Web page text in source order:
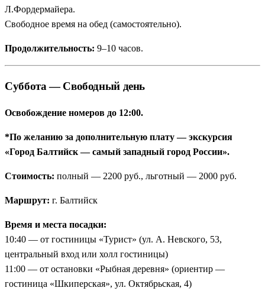
Л.Фордермайера.
Свободное время на обед (самостоятельно).
Продолжительность: 9–10 часов.
Суббота — Свободный день
Освобождение номеров до 12:00.
*По желанию за дополнительную плату — экскурсия
«Город Балтийск — самый западный город России».
Стоимость: полный — 2200 руб., льготный — 2000 руб.
Маршрут: г. Балтийск
Время и места посадки:
10:40 — от гостиницы «Турист» (ул. А. Невского, 53,
центральный вход или холл гостиницы)
11:00 — от остановки «Рыбная деревня» (ориентир —
гостиница «Шкиперская», ул. Октябрьская, 4)